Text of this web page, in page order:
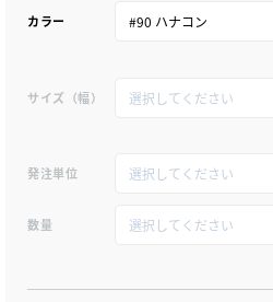
カラー
サイズ（幅）
発注単位
数量